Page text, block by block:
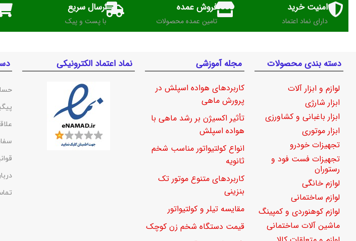
امنیت خرید
دارای نماد اعتماد
فروش عمده
تامین عمده محصولات
ارسال سریع
با پست و پیک
دسته بندی محصولات
لوازم و ابزار آلات
ابزار شارژی
ابزار باغبانی و کشاورزی
ابزار موتوری
تجهیزات خودرو
تجهیزات فست فود و
رستوران
لوازم خانگی
لوازم ساختمانی
لوازم کوهنوردی و کمپینگ
ماشین آلات ساختمانی
مجله آموزشی
کاربردهای هواده اسپلش در
پرورش ماهی
تأثیر اکسیژن بر رشد ماهی با
هواده اسپلش
انواع کولتیواتور مناسب شخم
ثانویه
کاربردهای متنوع موتور تک
بنزینی
مقایسه تیلر و کولتیواتور
قیمت دستگاه شخم زن کوچک
نماد اعتماد الکترونیکی